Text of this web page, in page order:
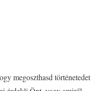
megoszthasd történetedet